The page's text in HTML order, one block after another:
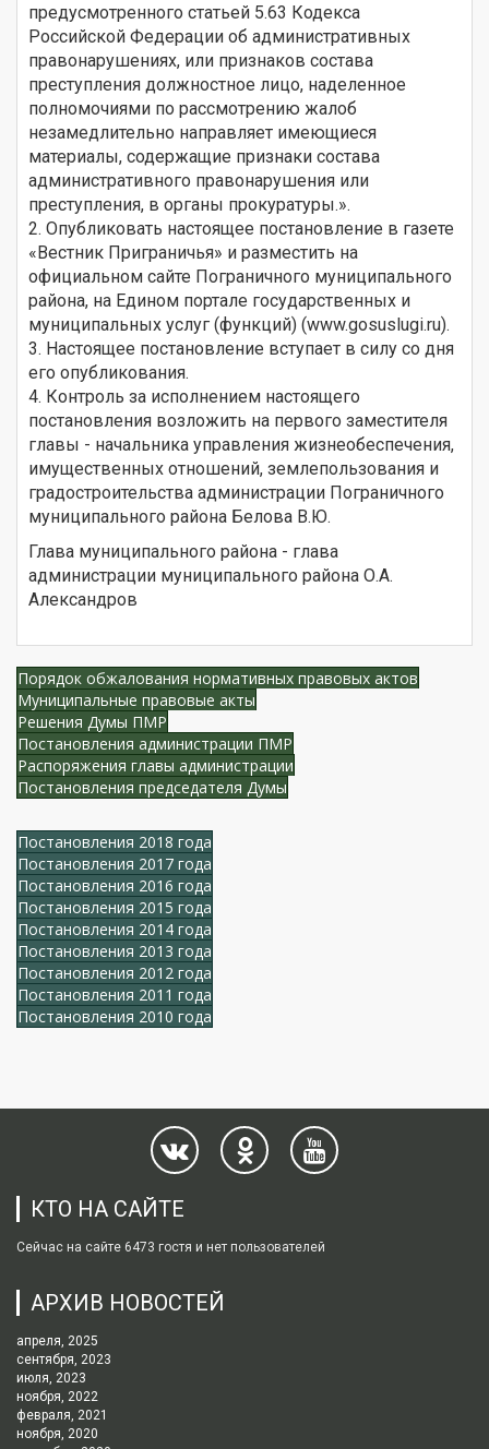
предусмотренного статьей 5.63 Кодекса
Российской Федерации об административных
правонарушениях, или признаков состава
преступления должностное лицо, наделенное
полномочиями по рассмотрению жалоб
незамедлительно направляет имеющиеся
материалы, содержащие признаки состава
административного правонарушения или
преступления, в органы прокуратуры.».
2. Опубликовать настоящее постановление в газете
«Вестник Приграничья» и разместить на
официальном сайте Пограничного муниципального
района, на Едином портале государственных и
муниципальных услуг (функций) (www.gosuslugi.ru).
3. Настоящее постановление вступает в силу со дня
его опубликования.
4. Контроль за исполнением настоящего
постановления возложить на первого заместителя
главы - начальника управления жизнеобеспечения,
имущественных отношений, землепользования и
градостроительства администрации Пограничного
муниципального района Белова В.Ю.
Глава муниципального района - глава
администрации муниципального района О.А.
Александров
Порядок обжалования нормативных правовых актов
Муниципальные правовые акты
Решения Думы ПМР
Постановления администрации ПМР
Распоряжения главы администрации
Постановления председателя Думы
Постановления 2018 года
Постановления 2017 года
Постановления 2016 года
Постановления 2015 года
Постановления 2014 года
Постановления 2013 года
Постановления 2012 года
Постановления 2011 года
Постановления 2010 года
КТО НА САЙТЕ
Сейчас на сайте 6473 гостя и нет пользователей
АРХИВ НОВОСТЕЙ
апреля, 2025
сентября, 2023
июля, 2023
ноября, 2022
февраля, 2021
ноября, 2020